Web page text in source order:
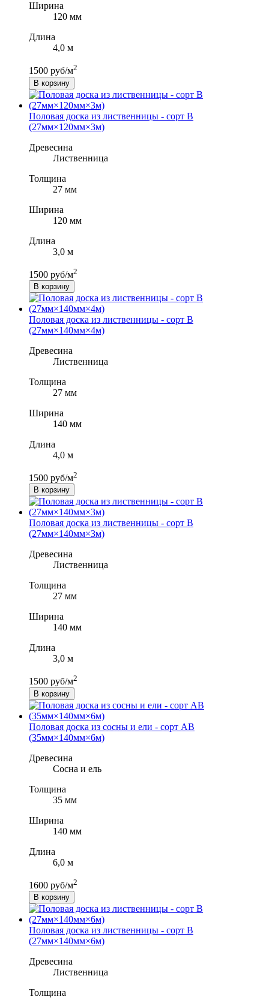
Ширина
120 мм
Длина
4,0 м
1500 руб/м2
В корзину
Половая доска из лиственницы - сорт B
(27мм×120мм×3м)
Древесина
Лиственница
Толщина
27 мм
Ширина
120 мм
Длина
3,0 м
1500 руб/м2
В корзину
Половая доска из лиственницы - сорт B
(27мм×140мм×4м)
Древесина
Лиственница
Толщина
27 мм
Ширина
140 мм
Длина
4,0 м
1500 руб/м2
В корзину
Половая доска из лиственницы - сорт B
(27мм×140мм×3м)
Древесина
Лиственница
Толщина
27 мм
Ширина
140 мм
Длина
3,0 м
1500 руб/м2
В корзину
Половая доска из сосны и ели - сорт АВ
(35мм×140мм×6м)
Древесина
Сосна и ель
Толщина
35 мм
Ширина
140 мм
Длина
6,0 м
1600 руб/м2
В корзину
Половая доска из лиственницы - сорт B
(27мм×140мм×6м)
Древесина
Лиственница
Толщина